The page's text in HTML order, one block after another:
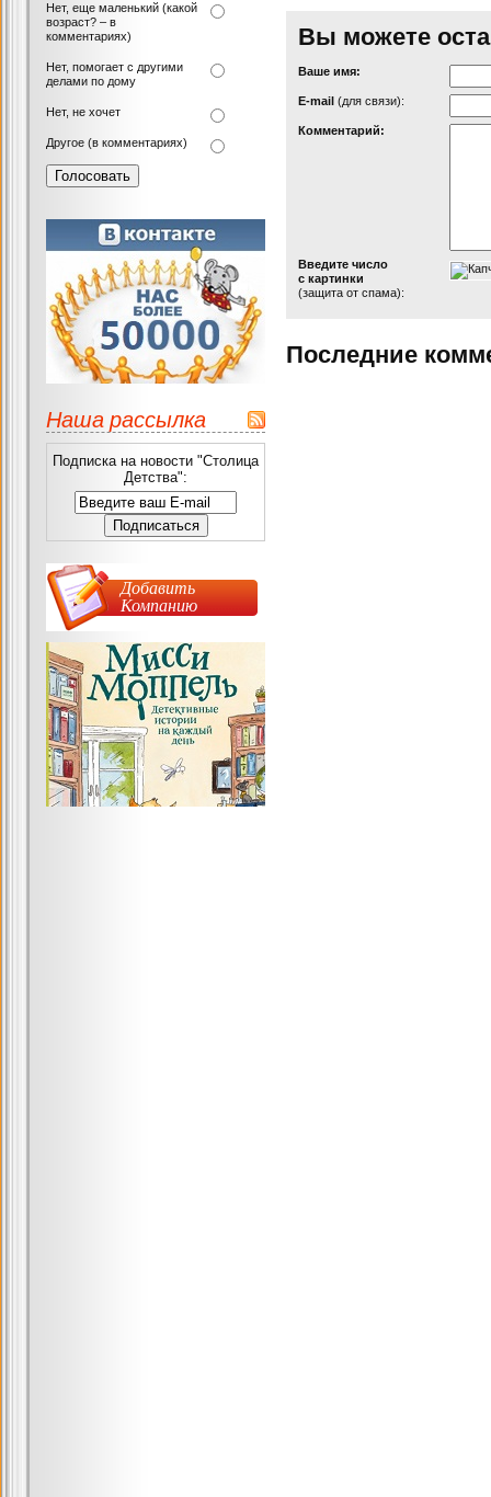
Вы можете
Ваше имя:
Е-mail (для связи):
Комментарий:
Введите число
с картинки
(защита от спама):
Последние
Нет, еще маленький (какой
возраст? – в
комментариях)
Нет, помогает с другими
делами по дому
Нет, не хочет
Другое (в комментариях)
Наша рассылка
Подписка на новости "Столица
Детства":
Добавить
Компанию